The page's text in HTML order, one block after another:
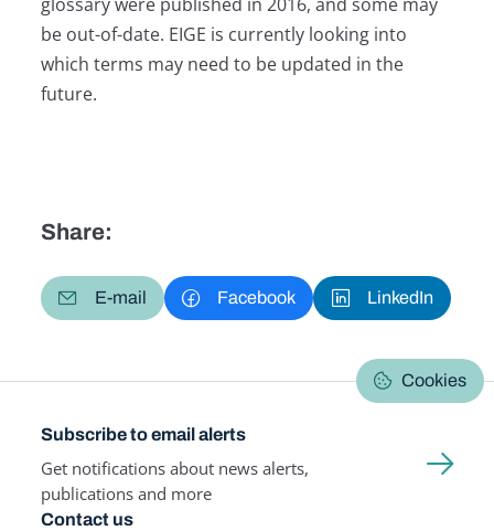
be out-of-date. EIGE is currently looking into
which terms may need to be updated in the
future.
Share:
E-mail Facebook LinkedIn
Cookies
Subscribe to email alerts
Get notifications about news alerts,
publications and more
Contact us